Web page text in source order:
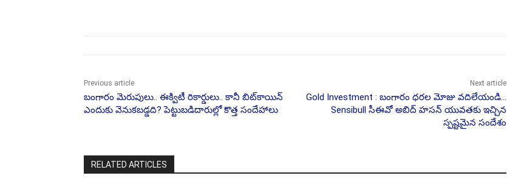
Previous article
బంగారం మెరుపులు.. ఈక్విటీ రికార్డులు.. కానీ బిట్‌కాయిన్
ఎందుకు వెనుకబడ్డది? పెట్టుబడిదారుల్లో కొత్త సందేహాలు
Next article
Gold Investment : బంగారం ధరల మోజు వదిలేయండి…
Sensibull సీఈవో అబిద్ హసన్ యువతకు ఇచ్చిన
స్పష్టమైన సందేశం
RELATED ARTICLES